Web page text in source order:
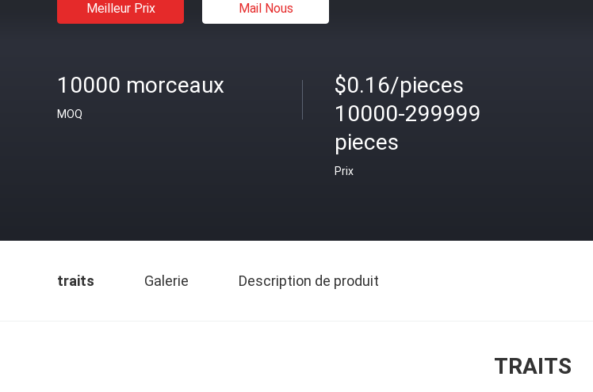
Meilleur Prix Mail Nous
10000 morceaux
MOQ
$0.16/pieces
10000-299999
pieces
Prix
traits Galerie Description de produit
TRAITS